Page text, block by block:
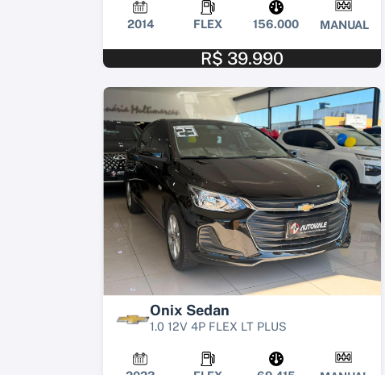
2014 FLEX 156.000 MANUAL
R$ 39.990
Onix Sedan
1.0 12V 4P FLEX LT PLUS